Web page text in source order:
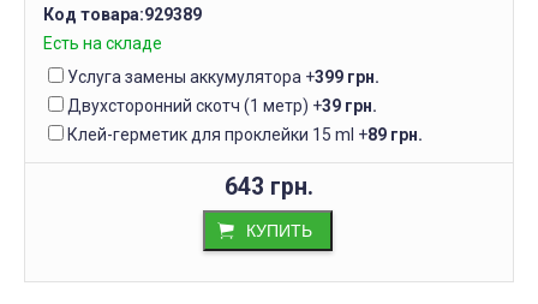
Код товара:929389
Есть на складе
Услуга замены аккумулятора +399 грн.
Двухсторонний скотч (1 метр) +39 грн.
Клей-герметик для проклейки 15 ml +89 грн.
643 грн.
КУПИТЬ